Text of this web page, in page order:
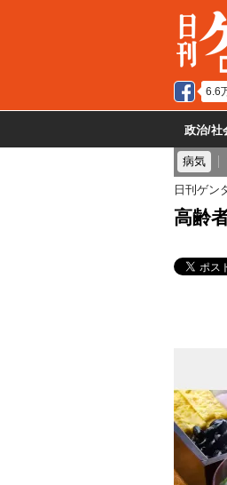
6.6
政治/社
病気
日刊ゲン
高齢